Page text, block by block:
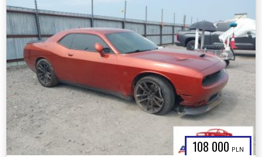
108 000 PLN